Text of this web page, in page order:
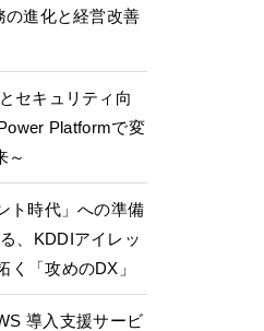
の進化と経営改善
セキュリティ向
Platformで変
～
ト時代」への準備
、KDDIアイレッ
く「攻めのDX」
導入支援サービ